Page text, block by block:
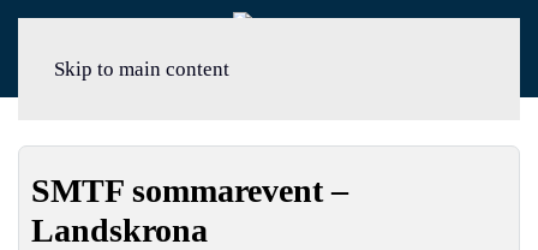
Skip to main content
SMTF sommarevent –
Landskrona